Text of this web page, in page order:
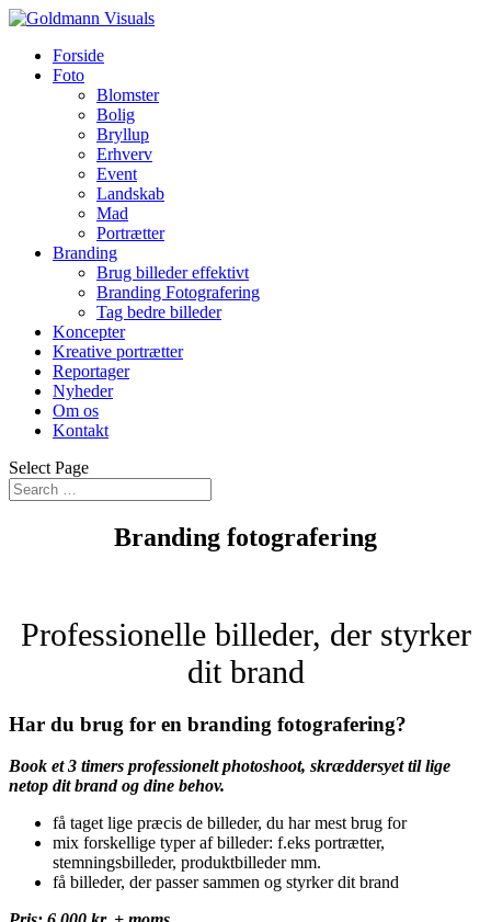
Forside
Foto
Blomster
Bolig
Bryllup
Erhverv
Event
Landskab
Mad
Portrætter
Branding
Brug billeder effektivt
Branding Fotografering
Tag bedre billeder
Koncepter
Kreative portrætter
Reportager
Nyheder
Om os
Kontakt
Select Page
Branding fotografering
Professionelle billeder, der styrker
dit brand
Har du brug for en branding fotografering?
Book et 3 timers professionelt photoshoot, skræddersyet til lige
netop dit brand og dine behov.
få taget lige præcis de billeder, du har mest brug for
mix forskellige typer af billeder: f.eks portrætter,
stemningsbilleder, produktbilleder mm.
få billeder, der passer sammen og styrker dit brand